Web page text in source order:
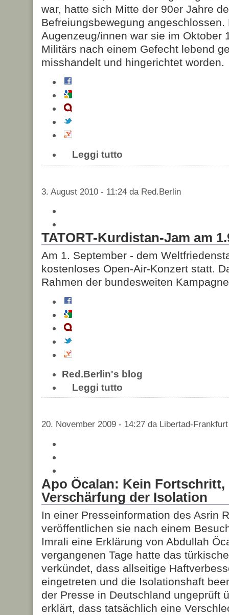
war, hatte sich Mitte der 90er Jahre
Befreiungsbewegung
Augenzeug/innen war sie im Oktober
Militärs nach einem Gefecht lebend
misshandelt und hingerichtet worden.
Leggi tutto
3. August 2010 - 11:24 da Red.Berlin
TATORT-Kurdistan-Jam am
Am 1. September - dem
kostenloses Open-Air-Konzert statt.
Rahmen der bundesweiten
Red.Berlin's blog
Leggi tutto
20. November 2009 - 14:27 da Libertad-Frankfurt
Apo Öcalan: Kein
Verschärfung der Isolation
In einer Presseinformation des Asrin
veröffentlichen sie nach einem
Imrali eine Erklärung von Abdullah
vergangenen Tage hatte das
verkündet, dass allseitige
eingetreten und die Isolationshaft
der Presse in Deutschland ungeprüft
erklärt, dass tatsächlich eine